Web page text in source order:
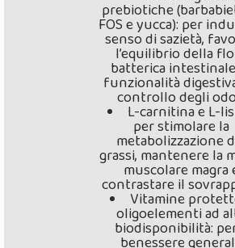
prebiotiche
FOS e yucca): per
senso di sazietà,
l’equilibrio della
batterica
funzionalità
controllo degli
L-carnitina e L-
per stimolare la
metabolizzazione
grassi, mantenere la
muscolare magra
contrastare il
Vitamine
oligoelementi ad
biodisponibilità:
benessere